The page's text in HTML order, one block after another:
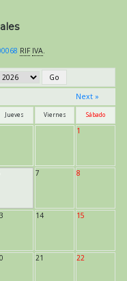
RIF IVA
Next »
Jueves Viernes Sábado
1
7 8
14 15
21 22